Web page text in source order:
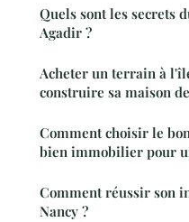
Quels sont les secrets
Agadir ?
Acheter un terrain à
construire sa maison
Comment choisir le
bien immobilier pour
Comment réussir son
Nancy ?